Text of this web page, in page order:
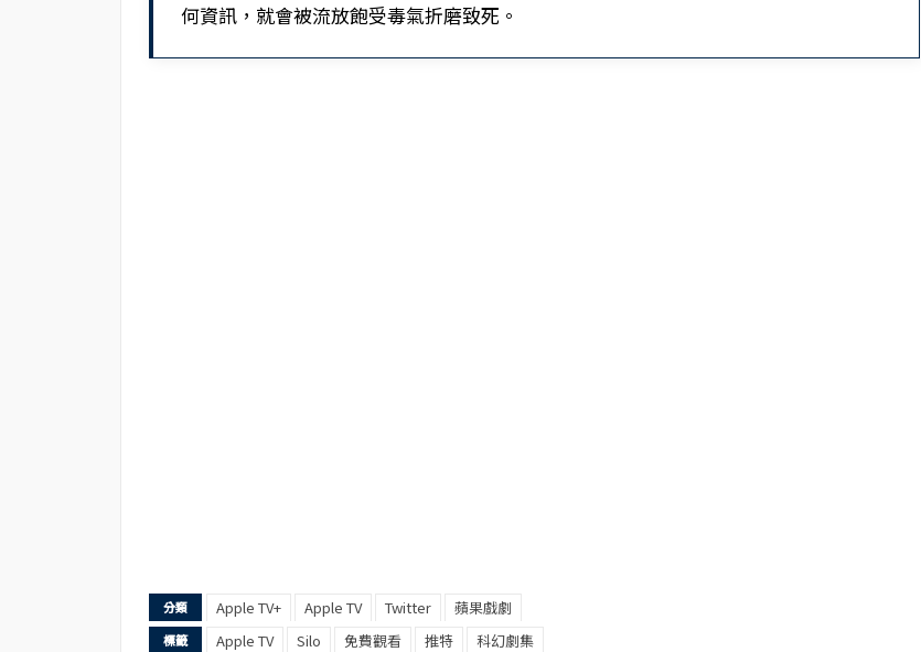
何資訊，就會被流放飽受毒氣折磨致死。
分類 Apple TV+ Apple TV Twitter 蘋果戲劇
標籤 Apple TV Silo 免費觀看 推特 科幻劇集